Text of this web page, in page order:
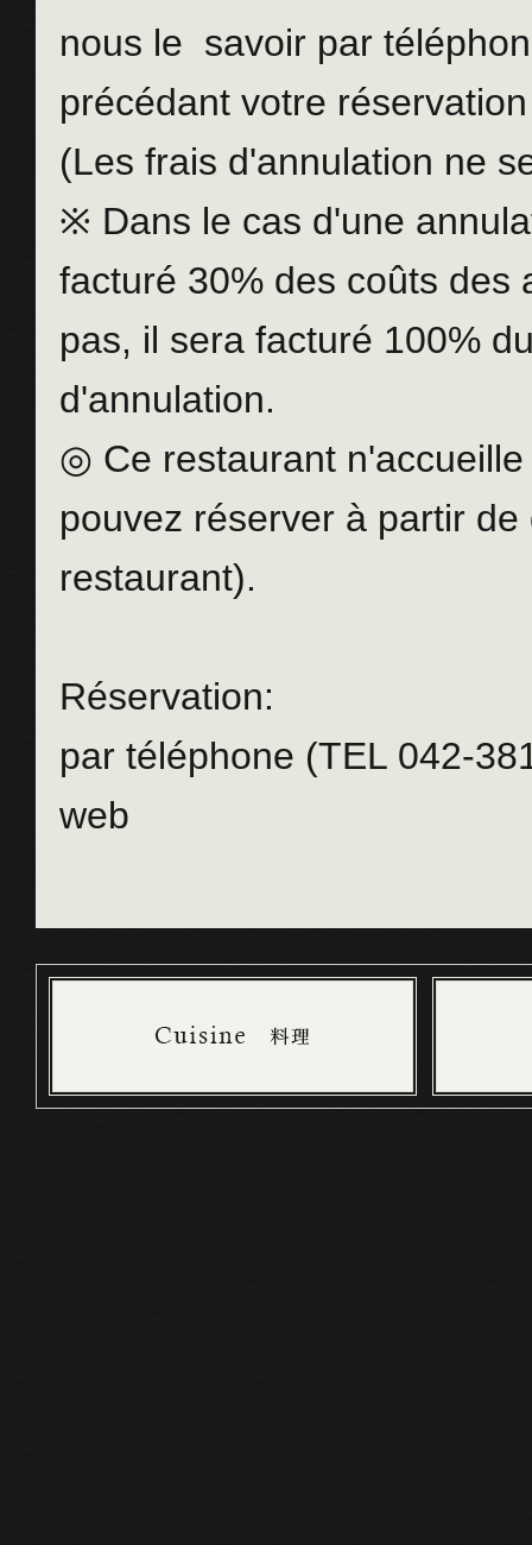
nous le savoir par
précédant votre
(Les frais d'annulation ne
※ Dans le cas d'une
facturé 30% des coûts des
pas, il sera facturé 100%
d'annulation.
◎ Ce restaurant
pouvez réserver à partir
restaurant).
Réservation:
par téléphone (TEL 042-
web